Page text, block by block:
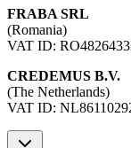
FRABA SRL
(Romania)
VAT ID:
CREDEMUS B.V.
(The Netherlands)
VAT ID: